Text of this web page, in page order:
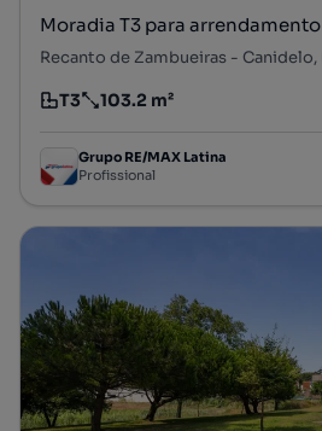
Moradia T3 para arrendamento
Tipologia
T3
Preço por metro quadrado
103.2 m²
Grupo RE/MAX Latina
Profissional